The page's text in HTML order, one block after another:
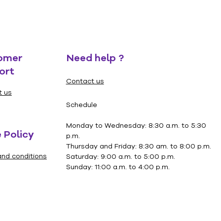
us
Policy
conditions
Need help ?
Contact us
Schedule
Monday to Wednesday: 8:30 a.m. to 5:30
p.m.
Thursday and Friday: 8:30 am. to 8:00 p.m.
Saturday: 9:00 a.m. to 5:00 p.m.
Sunday: 11:00 a.m. to 4:00 p.m.